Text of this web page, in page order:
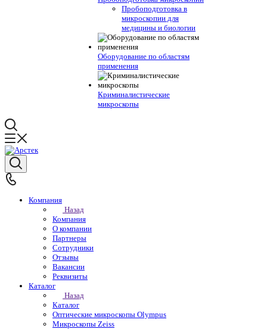
Пробоподготовка в
микроскопии для
медицины и биологии
Оборудование по областям
применения
Криминалистические
микроскопы
Компания
Назад
Компания
О компании
Партнеры
Сотрудники
Отзывы
Вакансии
Реквизиты
Каталог
Назад
Каталог
Оптические микроскопы Olympus
Микроскопы Zeiss